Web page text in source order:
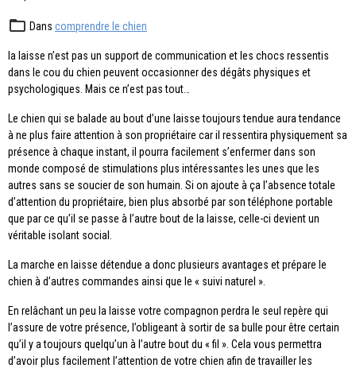
Dans comprendre le chien
la laisse n’est pas un support de communication et les chocs ressentis
dans le cou du chien peuvent occasionner des dégâts physiques et
psychologiques. Mais ce n’est pas tout…
Le chien qui se balade au bout d’une laisse toujours tendue aura tendance
à ne plus faire attention à son propriétaire car il ressentira physiquement sa
présence à chaque instant, il pourra facilement s’enfermer dans son
monde composé de stimulations plus intéressantes les unes que les
autres sans se soucier de son humain. Si on ajoute à ça l’absence totale
d’attention du propriétaire, bien plus absorbé par son téléphone portable
que par ce qu’il se passe à l’autre bout de la laisse, celle-ci devient un
véritable isolant social.
La marche en laisse détendue a donc plusieurs avantages et prépare le
chien à d’autres commandes ainsi que le « suivi naturel ».
En relâchant un peu la laisse votre compagnon perdra le seul repère qui
l’assure de votre présence, l’obligeant à sortir de sa bulle pour être certain
qu’il y a toujours quelqu’un à l’autre bout du « fil ». Cela vous permettra
d’avoir plus facilement l’attention de votre chien afin de travailler les